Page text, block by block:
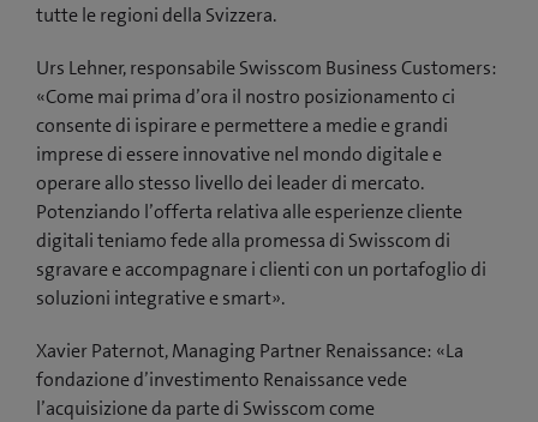
tutte le regioni della Svizzera.
Urs Lehner, responsabile Swisscom Business Customers:
«Come mai prima d’ora il nostro posizionamento ci
consente di ispirare e permettere a medie e grandi
imprese di essere innovative nel mondo digitale e
operare allo stesso livello dei leader di mercato.
Potenziando l’offerta relativa alle esperienze cliente
digitali teniamo fede alla promessa di Swisscom di
sgravare e accompagnare i clienti con un portafoglio di
soluzioni integrative e smart».
Xavier Paternot, Managing Partner Renaissance: «La
fondazione d’investimento Renaissance vede
l’acquisizione da parte di Swisscom come